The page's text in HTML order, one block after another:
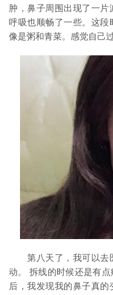
肿，鼻子周围出现了一
呼吸也顺畅了一些。这段
像是粥和青菜。感觉自己
第八天了，我可以去
动。 拆线的时候还是有
后，我发现我的鼻子真